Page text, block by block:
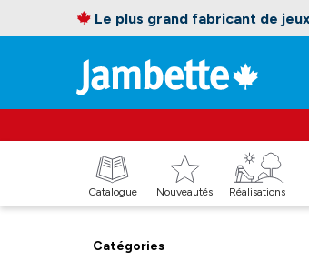
Le plus grand fabricant de
Catalogue Nouveautés Réalisations
Catégories